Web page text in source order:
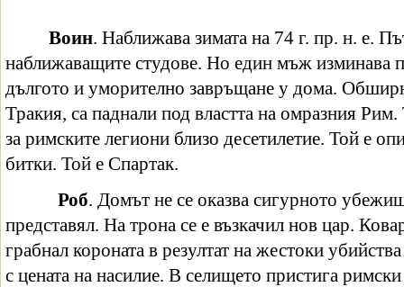
Воин. Наближава зимата на 74 г. пр. н. е.
наближаващите студове. Но един мъж изминава
дългото и уморително завръщане у дома.
Тракия, са паднали под властта на омразния Рим.
за римските легиони близо десетилетие. Той е
битки. Той е Спартак.
Роб. Домът не се оказва сигурното
представял. На трона се е възкачил нов цар.
грабнал короната в резултат на жестоки
с цената на насилие. В селището пристига